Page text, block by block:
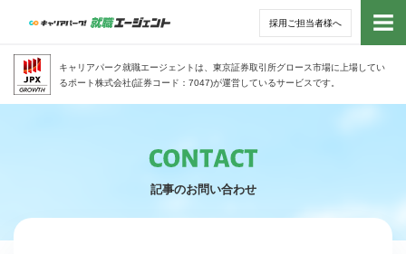
採用ご担当者様へ
キャリアパーク就職エージェントは、東京証券取引所グロース市場に上場してい
るポート株式会社(証券コード：7047)が運営しているサービスです。
トッ
記事のお問い合わせ